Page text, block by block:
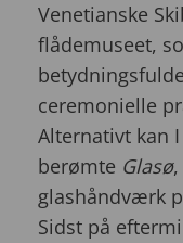
Venetianske
flådemuseet,
ceremonielle
Alternativt kan
berømte Glasø
glashåndværk
Sidst på